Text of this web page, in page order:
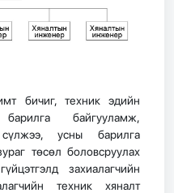
бичиг, техник эдийн
байгууламж,
усны барилга
төсөл боловсруулах
захиалагчийн
техник хяналт